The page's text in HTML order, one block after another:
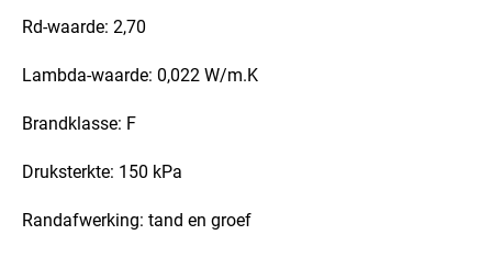
Rd-waarde: 2,70
Lambda-waarde: 0,022 W/m.K
Brandklasse: F
Druksterkte: 150 kPa
Randafwerking: tand en groef